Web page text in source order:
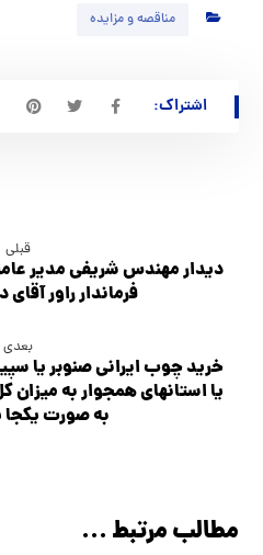
مناقصه و مزایده
قبلی
دیدار مهندس شریفی مدیر
فرماندار راور
بعدی
خرید چوب ایرانی صنوبر یا
به صورت یکجا
مطالب مرتبط ...